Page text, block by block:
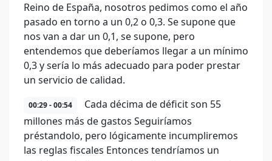
Reino de España, nosotros pedimos como el año
pasado en torno a un 0,2 o 0,3. Se supone que
nos van a dar un 0,1, se supone, pero
entendemos que deberíamos llegar a un mínimo
0,3 y sería lo más adecuado para poder prestar
un servicio de calidad.
00:29 - 00:54
Cada décima de déficit son 55
millones más de gastos Seguiríamos
préstandolo, pero lógicamente incumpliremos
las reglas fiscales Entonces tendríamos un